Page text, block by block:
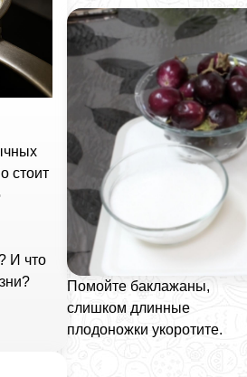
стоит
И что
Помойте баклажаны,
слишком длинные
плодоножки укоротите.